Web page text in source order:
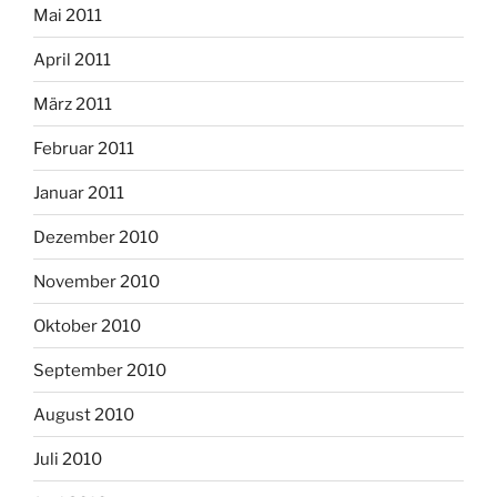
Mai 2011
April 2011
März 2011
Februar 2011
Januar 2011
Dezember 2010
November 2010
Oktober 2010
September 2010
August 2010
Juli 2010